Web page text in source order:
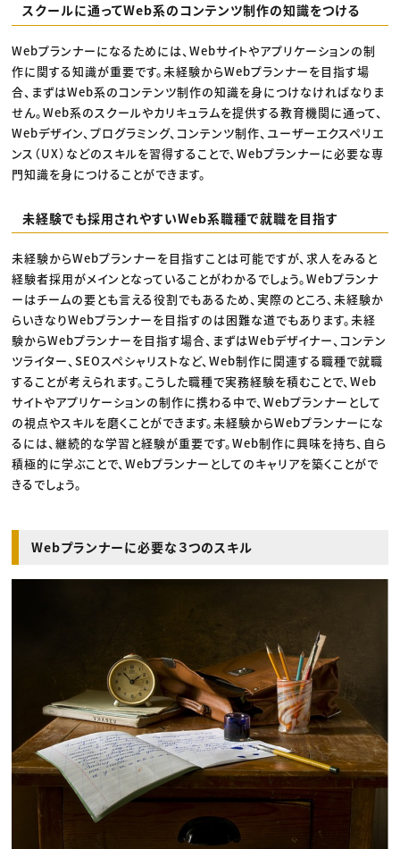
スクールに通ってWeb系のコンテンツ制作の知識をつける
Webプランナーになるためには、Webサイトやアプリケーションの制
作に関する知識が重要です。未経験からWebプランナーを目指す場
合、まずはWeb系のコンテンツ制作の知識を身につけなければなりま
せん。Web系のスクールやカリキュラムを提供する教育機関に通って、
Webデザイン、プログラミング、コンテンツ制作、ユーザーエクスペリエ
ンス（UX）などのスキルを習得することで、Webプランナーに必要な専
門知識を身につけることができます。
未経験でも採用されやすいWeb系職種で就職を目指す
未経験からWebプランナーを目指すことは可能ですが、求人をみると
経験者採用がメインとなっていることがわかるでしょう。Webプランナ
ーはチームの要とも言える役割でもあるため、実際のところ、未経験か
らいきなりWebプランナーを目指すのは困難な道でもあります。未経
験からWebプランナーを目指す場合、まずはWebデザイナー、コンテン
ツライター、SEOスペシャリストなど、Web制作に関連する職種で就職
することが考えられます。こうした職種で実務経験を積むことで、Web
サイトやアプリケーションの制作に携わる中で、Webプランナーとして
の視点やスキルを磨くことができます。未経験からWebプランナーにな
るには、継続的な学習と経験が重要です。Web制作に興味を持ち、自ら
積極的に学ぶことで、Webプランナーとしてのキャリアを築くことがで
きるでしょう。
Webプランナーに必要な３つのスキル